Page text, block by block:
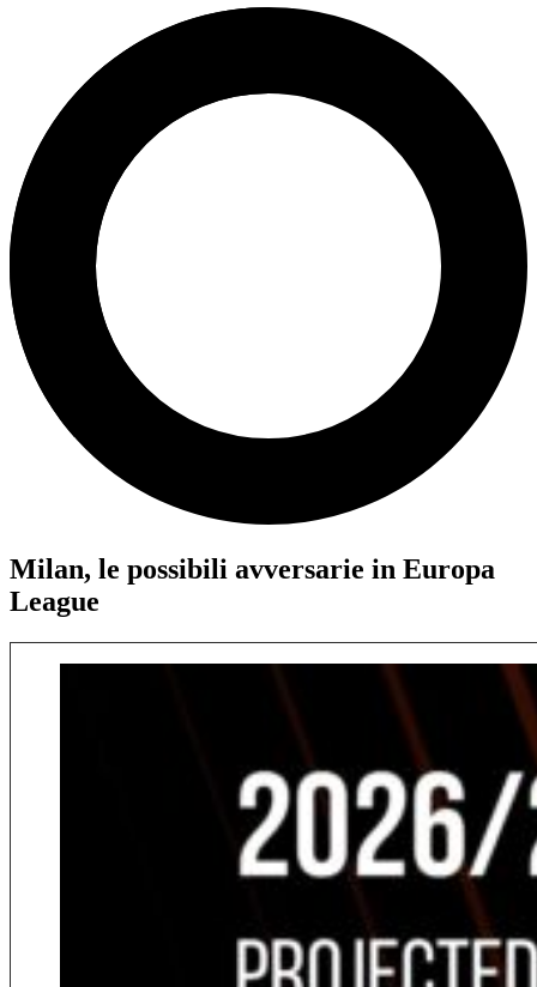
Milan, le possibili avversarie in Europa
League